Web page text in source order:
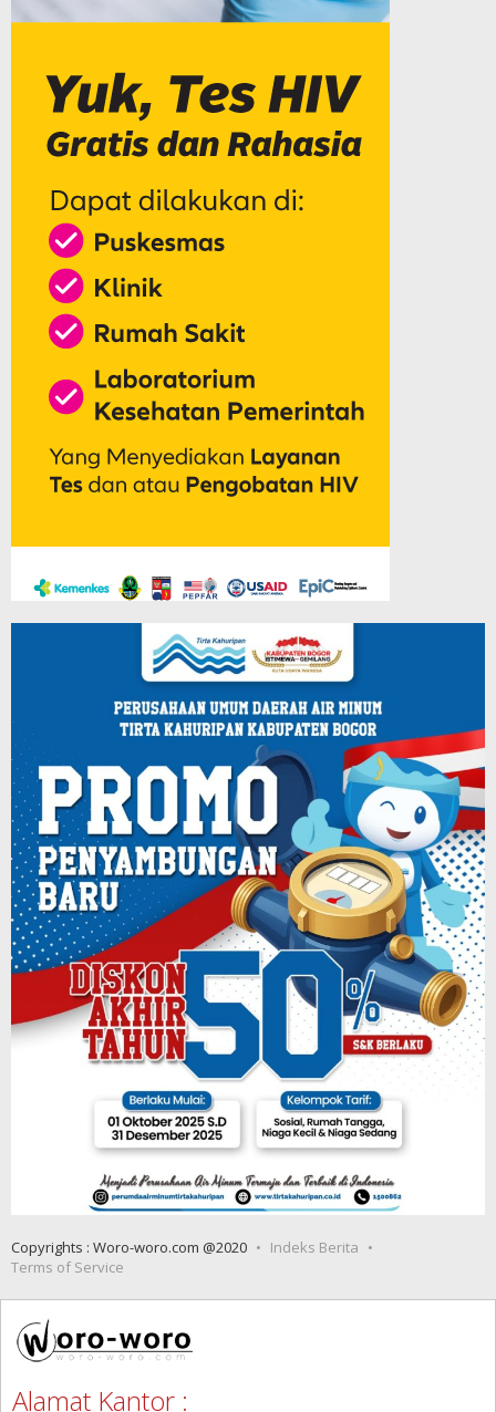
Copyrights : Woro-woro.com @2020
Indeks Berita
Terms of Service
Alamat Kantor :